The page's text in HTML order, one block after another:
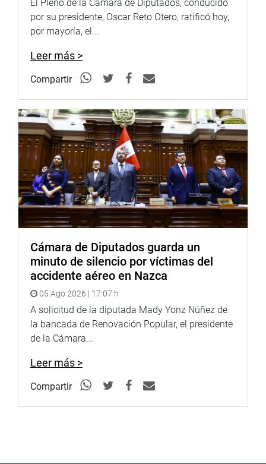
“No podemos ofrecer atención presencial ni servicios en
línea verificables si los datos no son correctos. Si una
persona presenta un DNI con información inconsistente,
se afecta la credibilidad del sistema”, explicó Velarde.
Por su parte, la presidenta de la comisión, Orué Medina,
advirtió sobre la falta de filtros claros en la plataforma de
votación digital para restringir la participación de los
grupos autorizados por la ley.
Velarde dijo que el procedimiento de registro debería
verificar el grupo poblacional del votante según sea
necesario, bajo las regulaciones actuales, para asegurar
la transparencia y legalidad de este sistema. También
señaló la herramienta «Elige tu Local de Votación» de la
ONPE, que permite encontrar tu local de votación más
cercano a pesar de que la dirección no esté en tu DNI.
OFICINA DE COMUNICACIONES E IMAGEN
INSTUTUCIONAL
El Pleno de la Cámara de Diputados, conducido
por su presidente, Oscar Reto Otero, ratificó hoy,
por mayoría, el...
Leer más >
Compartir
Cámara de Diputados guarda un
minuto de silencio por víctimas del
accidente aéreo en Nazca
05 Ago 2026 | 17:07 h
A solicitud de la diputada Mady Yonz Núñez de
la bancada de Renovación Popular, el presidente
de la Cámara...
Leer más >
Compartir